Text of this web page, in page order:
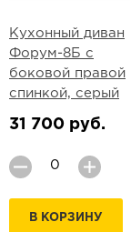
Кухонный диван
Форум-8Б с
боковой правой
спинкой, серый
31 700 руб.
В КОРЗИНУ